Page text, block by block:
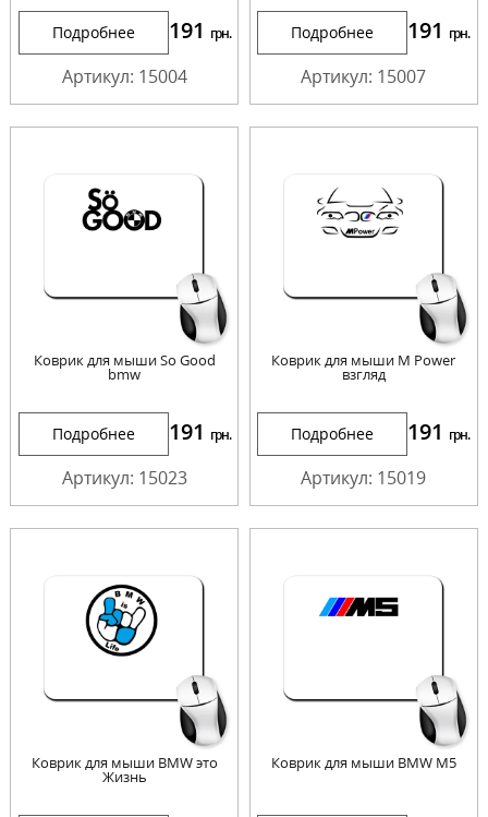
Подробнее 191 грн.
Артикул: 15004
Подробнее 191 грн.
Артикул: 15007
Коврик для мыши So Good
bmw
Подробнее 191 грн.
Артикул: 15023
Коврик для мыши M Power
взгляд
Подробнее 191 грн.
Артикул: 15019
Коврик для мыши BMW это
Жизнь
Коврик для мыши BMW М5